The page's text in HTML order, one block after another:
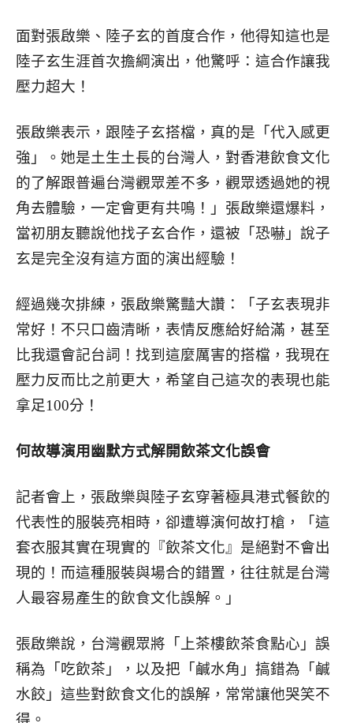
面對張啟樂、陸子玄的首度合作，他得知這也是
陸子玄生涯首次擔綱演出，他驚呼：這合作讓我
壓力超大！
張啟樂表示，跟陸子玄搭檔，真的是「代入感更
強」。她是土生土長的台灣人，對香港飲食文化
的了解跟普遍台灣觀眾差不多，觀眾透過她的視
角去體驗，一定會更有共鳴！」張啟樂還爆料，
當初朋友聽說他找子玄合作，還被「恐嚇」說子
玄是完全沒有這方面的演出經驗！
經過幾次排練，張啟樂驚豔大讚：「子玄表現非
常好！不只口齒清晰，表情反應給好給滿，甚至
比我還會記台詞！找到這麼厲害的搭檔，我現在
壓力反而比之前更大，希望自己這次的表現也能
拿足100分！
何故導演用幽默方式解開飲茶文化誤會
記者會上，張啟樂與陸子玄穿著極具港式餐飲的
代表性的服裝亮相時，卻遭導演何故打槍，「這
套衣服其實在現實的『飲茶文化』是絕對不會出
現的！而這種服裝與場合的錯置，往往就是台灣
人最容易產生的飲食文化誤解。」
張啟樂說，台灣觀眾將「上茶樓飲茶食點心」誤
稱為「吃飲茶」，以及把「鹹水角」搞錯為「鹹
水餃」這些對飲食文化的誤解，常常讓他哭笑不
得。